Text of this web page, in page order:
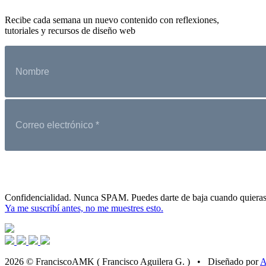
Recibe cada semana un nuevo contenido con reflexiones,
tutoriales y recursos de diseño web
Confidencialidad. Nunca SPAM. Puedes darte de baja cuando
Ya me suscribí antes, no me muestres esto.
2026 © FranciscoAMK ( Francisco Aguilera G. ) • Diseñado por